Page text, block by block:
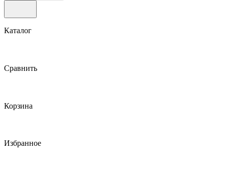
Каталог
Сравнить
Корзина
Избранное